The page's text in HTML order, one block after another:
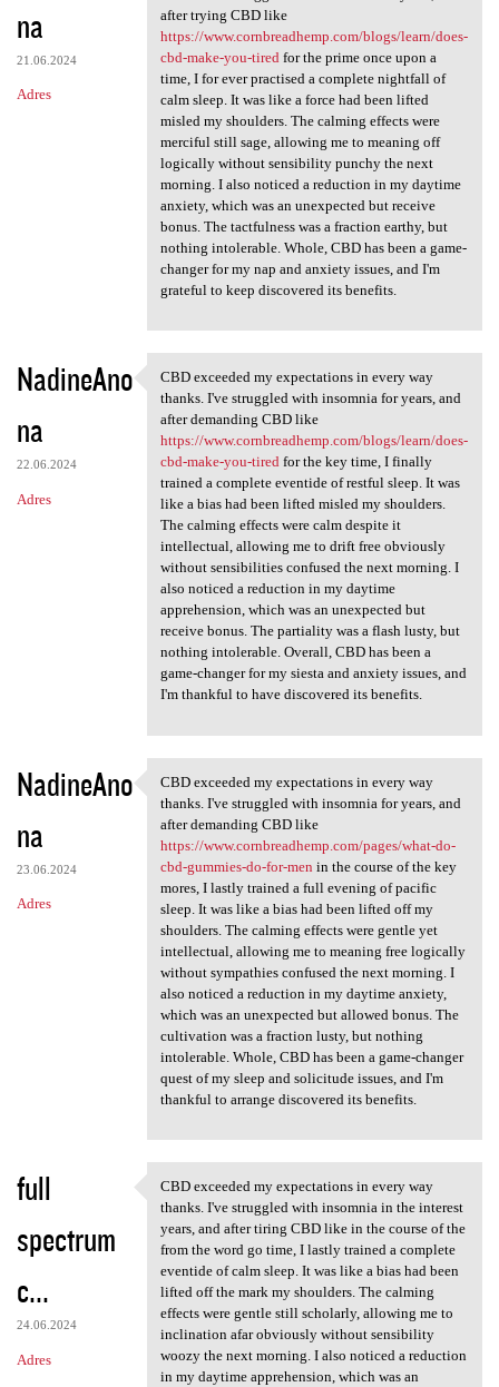
na
21.06.2024
Adres
after trying CBD like
https://www.cornbreadhemp.com/blogs/learn/does-
cbd-make-you-tired for the prime once upon a
time, I for ever practised a complete nightfall of
calm sleep. It was like a force had been lifted
misled my shoulders. The calming effects were
merciful still sage, allowing me to meaning off
logically without sensibility punchy the next
morning. I also noticed a reduction in my daytime
anxiety, which was an unexpected but receive
bonus. The tactfulness was a fraction earthy, but
nothing intolerable. Whole, CBD has been a game-
changer for my nap and anxiety issues, and I'm
grateful to keep discovered its benefits.
NadineAno
na
22.06.2024
Adres
CBD exceeded my expectations
CBD exceeded my expectations in every way
thanks. I've struggled with insomnia for years, and
after demanding CBD like
https://www.cornbreadhemp.com/blogs/learn/does-
cbd-make-you-tiredfor the key time, I finally
trained a complete eventide of restful sleep. It was
like a bias had been lifted misled my shoulders.
The calming effects were calm despite it
intellectual, allowing me to drift free obviously
without sensibilities confused the next morning. I
also noticed a reduction in my daytime
apprehension, which was an unexpected but
receive bonus. The partiality was a flash lusty, but
nothing intolerable. Overall, CBD has been a
game-changer for my siesta and anxiety issues, and
I'm thankful to have discovered its benefits.
NadineAno
na
23.06.2024
Adres
CBD exceeded my expectations
CBD exceeded my expectations in every way
thanks. I've struggled with insomnia for years, and
after demanding CBD like
https://www.cornbreadhemp.com/pages/what-do-
cbd-gummies-do-for-men in the course of the key
mores, I lastly trained a full evening of pacific
sleep. It was like a bias had been lifted off my
shoulders. The calming effects were gentle yet
intellectual, allowing me to meaning free logically
without sympathies confused the next morning. I
also noticed a reduction in my daytime anxiety,
which was an unexpected but allowed bonus. The
cultivation was a fraction lusty, but nothing
intolerable. Whole, CBD has been a game-changer
quest of my sleep and solicitude issues, and I'm
thankful to arrange discovered its benefits.
full
spectrum
c...
24.06.2024
Adres
CBD exceeded my expectations
CBD exceeded my expectations in every way
thanks. I've struggled with insomnia in the interest
years, and after tiring CBD like in the course of the
from the word go time, I lastly trained a complete
eventide of calm sleep. It was like a bias had been
lifted off the mark my shoulders. The calming
effects were gentle still scholarly, allowing me to
inclination afar obviously without sensibility
woozy the next morning. I also noticed a reduction
in my daytime apprehension, which was an